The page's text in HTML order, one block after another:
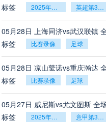
标签
2025年5月26日 英超第38轮
标签
比赛录像 足球
标签
比赛录像 足球
标签
2025年5月26日 意甲第38轮